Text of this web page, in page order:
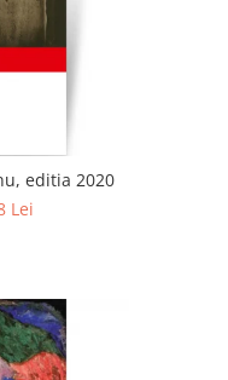
editia 2020
Lei